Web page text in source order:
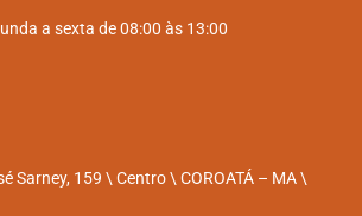
a sexta de 08:00 às 13:00
Sarney, 159 \ Centro \ COROATÁ – MA \